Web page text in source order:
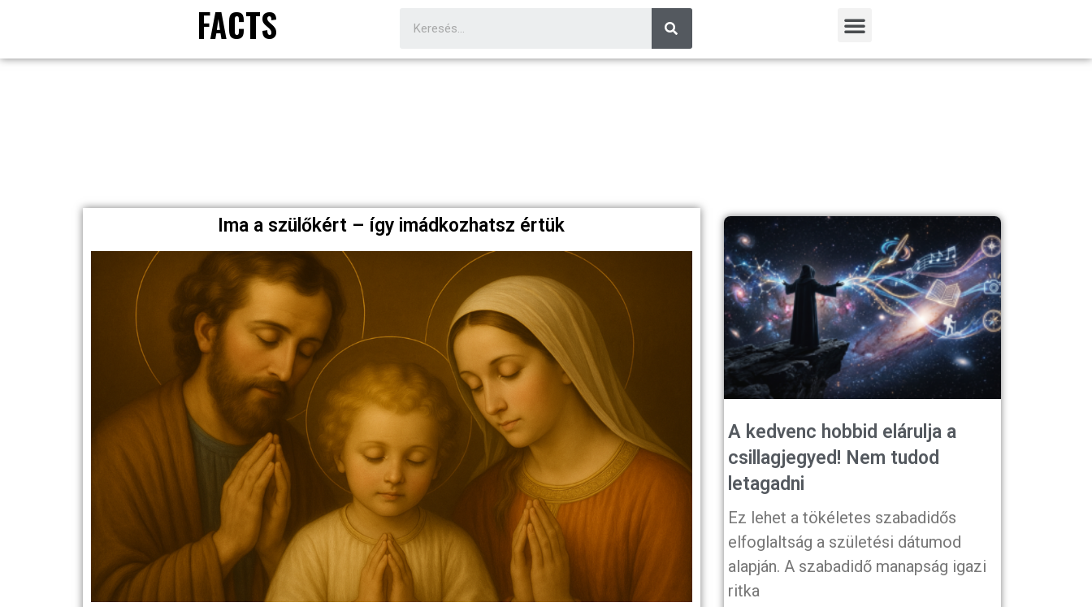
FACTS
Ima a szülőkért – így imádkozhatsz értük
A kedvenc hobbid elárulja a
csillagjegyed! Nem tudod
letagadni
Ez lehet a tökéletes szabadidős
elfoglaltság a születési dátumod
alapján. A szabadidő manapság igazi
ritka